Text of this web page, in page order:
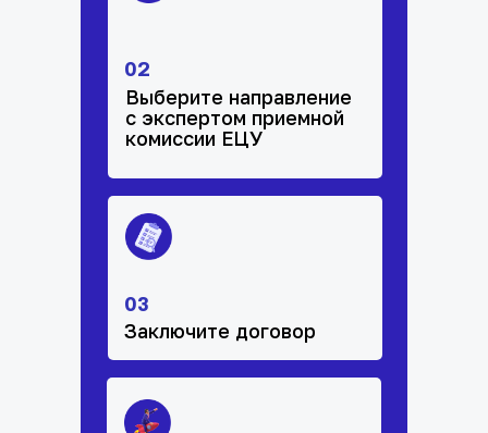
02
Выберите направление
с экспертом приемной
комиссии ЕЦУ
03
Заключите договор